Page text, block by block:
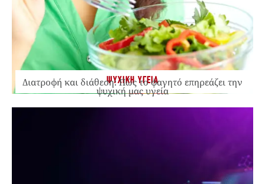
ΨΥΧΙΚΗ ΥΓΕΙΑ
Διατροφή και διάθεση: Πώς το φαγητό επηρεάζει την
ψυχική μας υγεία